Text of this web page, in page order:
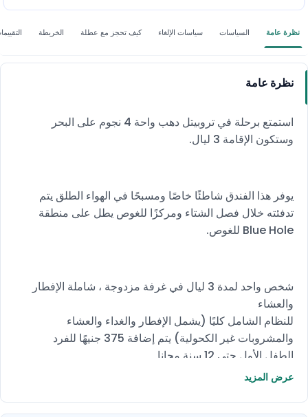
نظرة عامة السياسات سياسات الإلغاء كيف تحجز مع عطلة الخريطة
نظرة عامة
استمتع برحلة في تروبيتل دهب واحة 4 نجوم على البحر
وستكون الإقامة 3 ليال.
يوفر هذا الفندق شاطئًا خاصًا ومسبحًا في الهواء الطلق يتم
تدفئته خلال فصل الشتاء ومركزًا للغوص يطل على منطقة
Blue Hole للغوص.
شخص واحد لمدة 3 ليال في غرفة مزدوجة ، شاملة الإفطار
والعشاء
للنظام الشامل كليًا (يشمل الإفطار والغداء والعشاء
والمشروبات غير الكحولية) يتم إضافة 375 جنيهًا للفرد
الطفل الأول حتى 12 سنة مجانا
الطفل الثاني حتى 6 سنوات مجانا
عرض المزيد